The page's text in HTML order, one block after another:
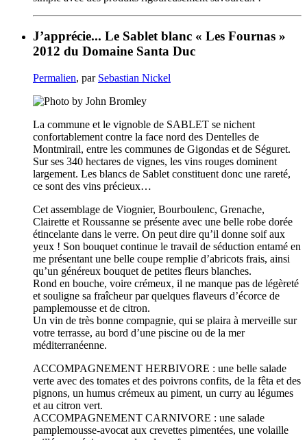
J’apprécie... Le Sablet blanc « Les Fournas »
2012 du Domaine Santa Duc
Permalien, par Sebastian Nickel
La commune et le vignoble de SABLET se nichent
confortablement contre la face nord des Dentelles de
Montmirail, entre les communes de Gigondas et de Séguret.
Sur ses 340 hectares de vignes, les vins rouges dominent
largement. Les blancs de Sablet constituent donc une rareté,
ce sont des vins précieux…
Cet assemblage de Viognier, Bourboulenc, Grenache,
Clairette et Roussanne se présente avec une belle robe dorée
étincelante dans le verre. On peut dire qu’il donne soif aux
yeux ! Son bouquet continue le travail de séduction entamé en
me présentant une belle coupe remplie d’abricots frais, ainsi
qu’un généreux bouquet de petites fleurs blanches.
Rond en bouche, voire crémeux, il ne manque pas de légèreté
et souligne sa fraîcheur par quelques flaveurs d’écorce de
pamplemousse et de citron.
Un vin de très bonne compagnie, qui se plaira à merveille sur
votre terrasse, au bord d’une piscine ou de la mer
méditerranéenne.
ACCOMPAGNEMENT HERBIVORE : une belle salade
verte avec des tomates et des poivrons confits, de la fêta et des
pignons, un humus crémeux au piment, un curry au légumes
et au citron vert.
ACCOMPAGNEMENT CARNIVORE : une salade
pamplemousse-avocat aux crevettes pimentées, une volaille